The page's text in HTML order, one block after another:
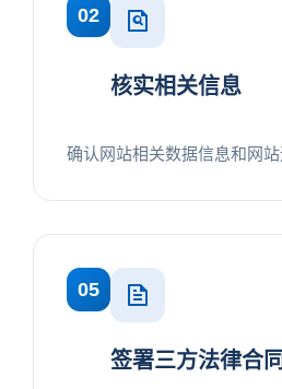
02
核实相关信息
确认网站相关数据信息和网
05
签署三方法律合同